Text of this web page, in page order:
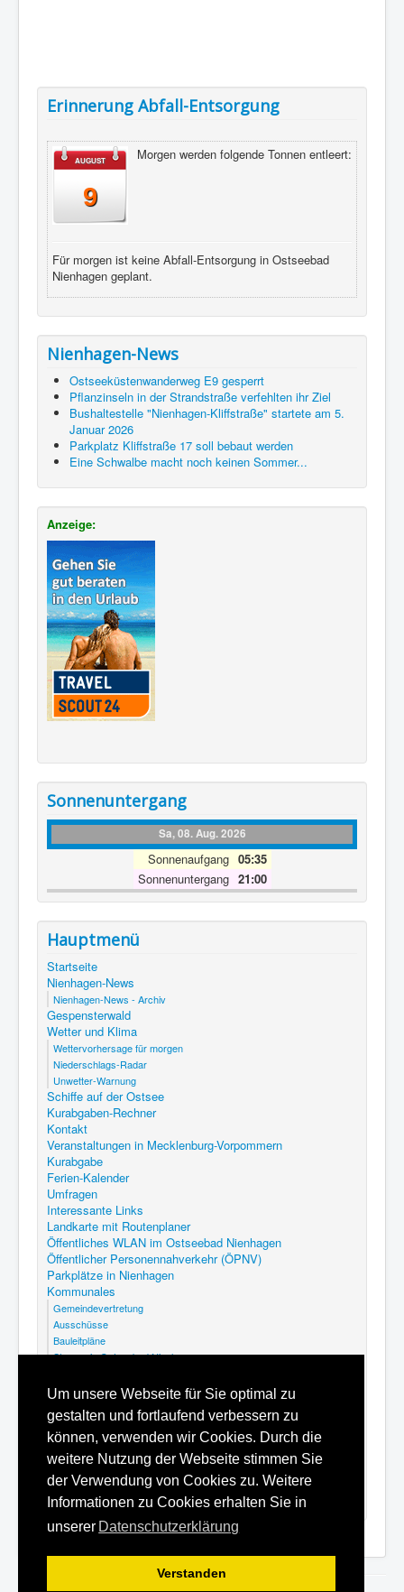
Um unsere Webseite für Sie optimal zu
gestalten und fortlaufend verbessern zu
können, verwenden wir Cookies. Durch die
weitere Nutzung der Webseite stimmen Sie
der Verwendung von Cookies zu. Weitere
Informationen zu Cookies erhalten Sie in
unserer Datenschutzerklärung
Verstanden
Erinnerung Abfall-Entsorgung
AUGUST
9
Morgen werden folgende Tonnen entleert:
Für morgen ist keine Abfall-Entsorgung in Ostseebad
Nienhagen geplant.
Nienhagen-News
Ostseeküstenwanderweg E9 gesperrt
Pflanzinseln in der Strandstraße verfehlten ihr Ziel
Bushaltestelle "Nienhagen-Kliffstraße" startete am 5.
Januar 2026
Parkplatz Kliffstraße 17 soll bebaut werden
Eine Schwalbe macht noch keinen Sommer...
Anzeige:
Sonnenuntergang
Sa, 08. Aug. 2026
Sonnenaufgang 05:35
Sonnenuntergang 21:00
Hauptmenü
Startseite
Nienhagen-News
Nienhagen-News - Archiv
Gespensterwald
Wetter und Klima
Wettervorhersage für morgen
Niederschlags-Radar
Unwetter-Warnung
Schiffe auf der Ostsee
Kurabgaben-Rechner
Kontakt
Veranstaltungen in Mecklenburg-Vorpommern
Kurabgabe
Ferien-Kalender
Umfragen
Interessante Links
Landkarte mit Routenplaner
Öffentliches WLAN im Ostseebad Nienhagen
Öffentlicher Personennahverkehr (ÖPNV)
Parkplätze in Nienhagen
Kommunales
Gemeindevertretung
Ausschüsse
Bauleitpläne
Steuern in Ostseebad Nienhagen
GEK Nienhagen
Satzungen
Hilfe
Datenschutzerklärung
Impressum